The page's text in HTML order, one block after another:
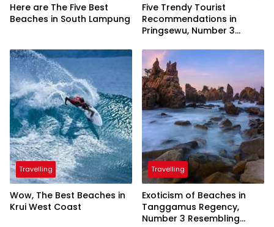
Here are The Five Best
Beaches in South Lampung
Five Trendy Tourist
Recommendations in
Pringsewu, Number 3
President
Travelling
Wow, The Best Beaches in
Krui West Coast
Travelling
Exoticism of Beaches in
Tanggamus Regency,
Number 3 Resembling